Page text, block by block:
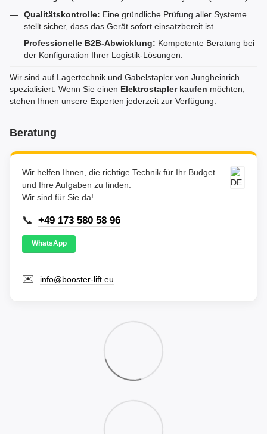
Qualitätskontrolle: Eine gründliche Prüfung aller Systeme
stellt sicher, dass das Gerät sofort einsatzbereit ist.
Professionelle B2B-Abwicklung: Kompetente Beratung bei
der Konfiguration Ihrer Logistik-Lösungen.
Wir sind auf Lagertechnik und Gabelstapler von Jungheinrich
spezialisiert. Wenn Sie einen Elektrostapler kaufen möchten,
stehen Ihnen unsere Experten jederzeit zur Verfügung.
Beratung
Wir helfen Ihnen, die richtige Technik für Ihr Budget
und Ihre Aufgaben zu finden.
Wir sind für Sie da!
📞 +49 173 580 58 96
WhatsApp
✉️ info@booster-lift.eu